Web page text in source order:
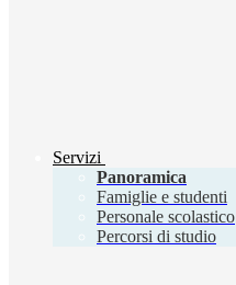
Servizi
Panoramica
Famiglie e studenti
Personale scolastico
Percorsi di studio